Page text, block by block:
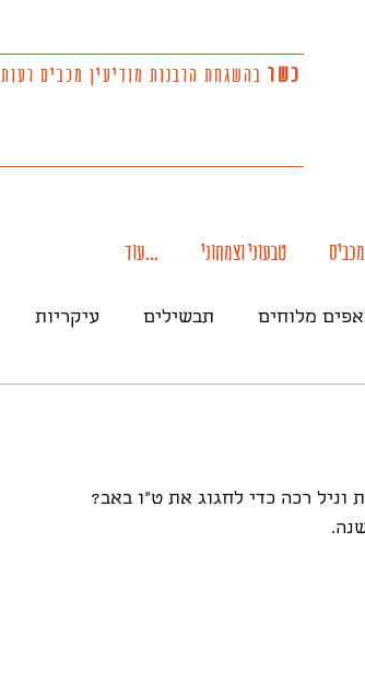
כשר בהשגחת הרבנותמודיעין מכבים רעות
טבעוני וצמחוני ...עוד
מלוחים תבשילים עיקריות
רכה כדי לחגוג את ט"ו באב?